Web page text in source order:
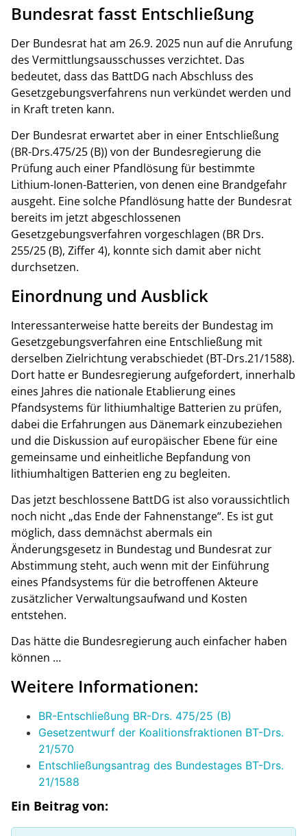
Bundesrat fasst Entschließung
Der Bundesrat hat am 26.9. 2025 nun auf die Anrufung
des Vermittlungsausschusses verzichtet. Das
bedeutet, dass das BattDG nach Abschluss des
Gesetzgebungsverfahrens nun verkündet werden und
in Kraft treten kann.
Der Bundesrat erwartet aber in einer Entschließung
(BR-Drs.475/25 (B)) von der Bundesregierung die
Prüfung auch einer Pfandlösung für bestimmte
Lithium-Ionen-Batterien, von denen eine Brandgefahr
ausgeht. Eine solche Pfandlösung hatte der Bundesrat
bereits im jetzt abgeschlossenen
Gesetzgebungsverfahren vorgeschlagen (BR Drs.
255/25 (B), Ziffer 4), konnte sich damit aber nicht
durchsetzen.
Einordnung und Ausblick
Interessanterweise hatte bereits der Bundestag im
Gesetzgebungsverfahren eine Entschließung mit
derselben Zielrichtung verabschiedet (BT-Drs.21/1588).
Dort hatte er Bundesregierung aufgefordert, innerhalb
eines Jahres die nationale Etablierung eines
Pfandsystems für lithiumhaltige Batterien zu prüfen,
dabei die Erfahrungen aus Dänemark einzubeziehen
und die Diskussion auf europäischer Ebene für eine
gemeinsame und einheitliche Bepfandung von
lithiumhaltigen Batterien eng zu begleiten.
Das jetzt beschlossene BattDG ist also voraussichtlich
noch nicht „das Ende der Fahnenstange“. Es ist gut
möglich, dass demnächst abermals ein
Änderungsgesetz in Bundestag und Bundesrat zur
Abstimmung steht, auch wenn mit der Einführung
eines Pfandsystems für die betroffenen Akteure
zusätzlicher Verwaltungsaufwand und Kosten
entstehen.
Das hätte die Bundesregierung auch einfacher haben
können …
Weitere Informationen:
BR-Entschließung BR-Drs. 475/25 (B)
Gesetzentwurf der Koalitionsfraktionen BT-Drs.
21/570
Entschließungsantrag des Bundestages BT-Drs.
21/1588
Ein Beitrag von: